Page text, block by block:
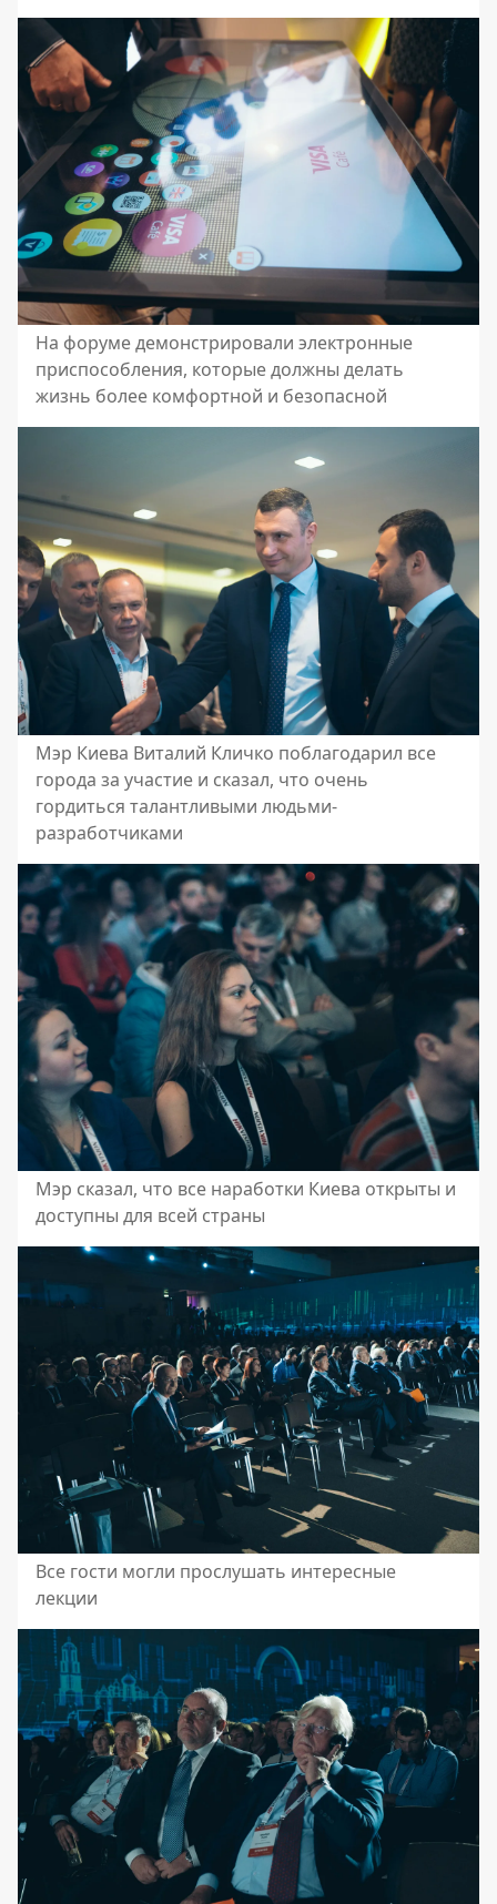
На форуме демонстрировали электронные
приспособления, которые должны делать
жизнь более комфортной и безопасной
Мэр Киева Виталий Кличко поблагодарил все
города за участие и сказал, что очень
гордиться талантливыми людьми-
разработчиками
Мэр сказал, что все наработки Киева открыты и
доступны для всей страны
Все гости могли прослушать интересные
лекции